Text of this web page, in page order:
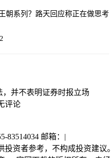
朝系列？路天回应称正在做思考
，并不表明证券时报立场
评论
83514034 邮箱： |
投资者参考，不构成投资建议